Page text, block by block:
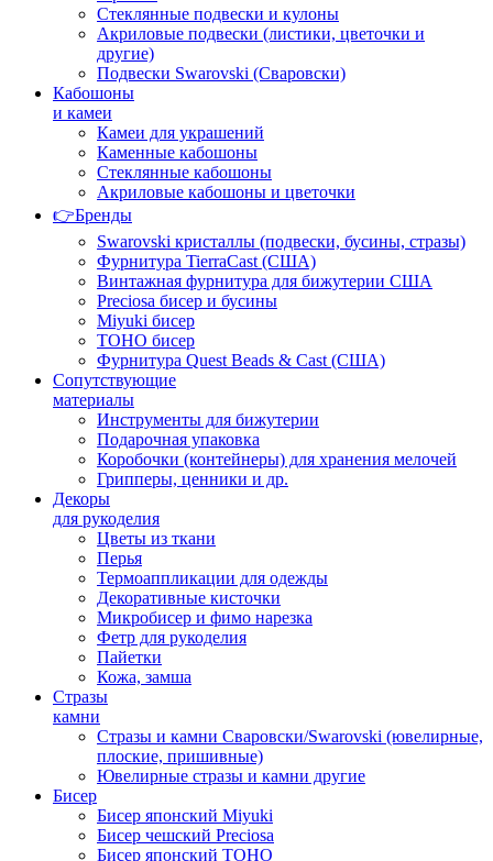
Стеклянные подвески и кулоны
Акриловые подвески (листики, цветочки и
другие)
Подвески Swarovski (Сваровски)
Кабошоны
и камеи
Камеи для украшений
Каменные кабошоны
Стеклянные кабошоны
Акриловые кабошоны и цветочки
👉Бренды
Swarovski кристаллы (подвески, бусины, стразы)
Фурнитура TierraCast (США)
Винтажная фурнитура для бижутерии США
Preciosa бисер и бусины
Miyuki бисер
TOHO бисер
Фурнитура Quest Beads & Cast (США)
Сопутствующие
материалы
Инструменты для бижутерии
Подарочная упаковка
Коробочки (контейнеры) для хранения мелочей
Грипперы, ценники и др.
Декоры
для рукоделия
Цветы из ткани
Перья
Термоаппликации для одежды
Декоративные кисточки
Микробисер и фимо нарезка
Фетр для рукоделия
Пайетки
Кожа, замша
Стразы
камни
Стразы и камни Сваровски/Swarovski (ювелирные,
плоские, пришивные)
Ювелирные стразы и камни другие
Бисер
Бисер японский Miyuki
Бисер чешский Preciosa
Бисер японский TOHO